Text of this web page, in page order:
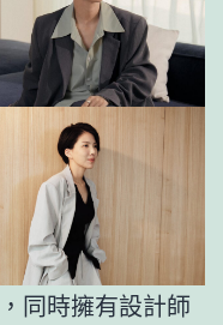
，同時擁有設計師